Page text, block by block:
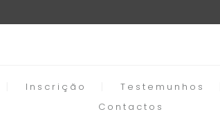
Inscrição Testemunhos
Contactos